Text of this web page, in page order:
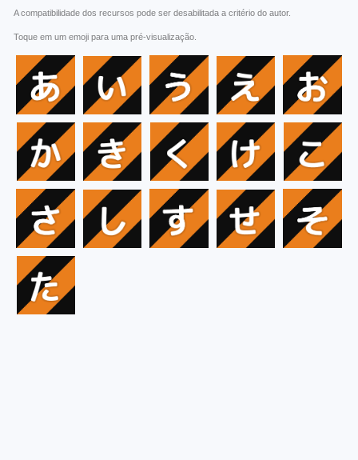
A compatibilidade dos recursos pode ser desabilitada a critério do autor.
Toque em um emoji para uma pré-visualização.